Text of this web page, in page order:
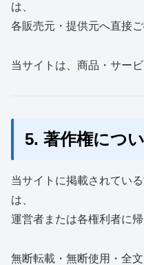
は、
各販売元・提供元へ直接ご
当サイトは、商品・サー
5. 著作権につ
当サイトに掲載されてい
は、
運営者または各権利者に帰
無断転載・無断使用・全